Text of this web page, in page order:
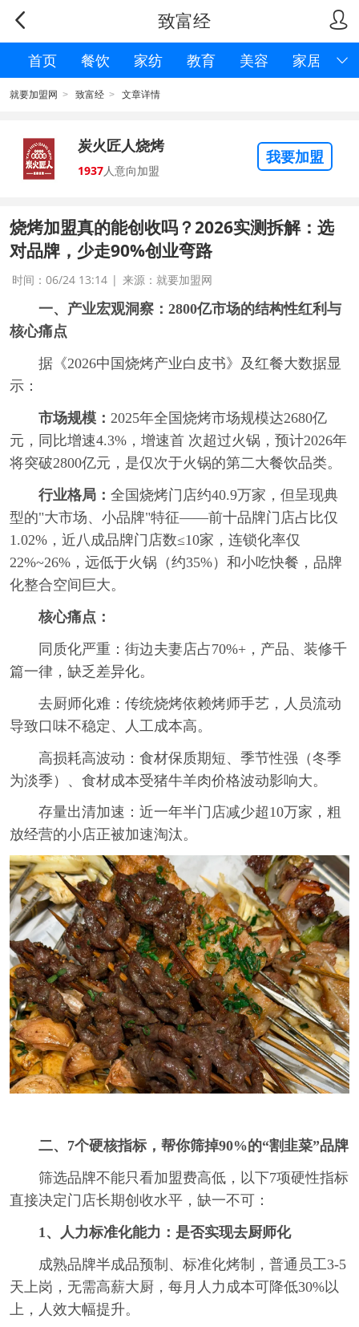

 致富经

首页 餐饮 家纺 教育 美容 家居
就要加盟网 > 致富经 > 文章详情
炭火匠人烧烤
1937人意向加盟
我要加盟
烧烤加盟真的能创收吗？2026实测拆解：选
对品牌，少走90%创业弯路
时间：06/24 13:14 | 来源：就要加盟网
一、产业宏观洞察：2800亿市场的结构性红利与
核心痛点
据《2026中国烧烤产业白皮书》及红餐大数据显
示：
市场规模： 2025年全国烧烤市场规模达2680亿
元，同比增速4.3%，增速首 次超过火锅，预计2026年
将突破2800亿元，是仅次于火锅的第二大餐饮品类。
行业格局： 全国烧烤门店约40.9万家，但呈现典
型的"大市场、小品牌"特征——前十品牌门店占比仅
1.02%，近八成品牌门店数≤10家，连锁化率仅
22%~26%，远低于火锅（约35%）和小吃快餐，品牌
化整合空间巨大。
核心痛点：
同质化严重：街边夫妻店占70%+，产品、装修千
篇一律，缺乏差异化。
去厨师化难：传统烧烤依赖烤师手艺，人员流动
导致口味不稳定、人工成本高。
高损耗高波动：食材保质期短、季节性强（冬季
为淡季）、食材成本受猪牛羊肉价格波动影响大。
存量出清加速：近一年半门店减少超10万家，粗
放经营的小店正被加速淘汰。
二、7个硬核指标，帮你筛掉90%的“割韭菜”品牌
筛选品牌不能只看加盟费高低，以下7项硬性指标
直接决定门店长期创收水平，缺一不可：
1、人力标准化能力：是否实现去厨师化
成熟品牌半成品预制、标准化烤制，普通员工3-5
天上岗，无需高薪大厨，每月人力成本可降低30%以
上，人效大幅提升。